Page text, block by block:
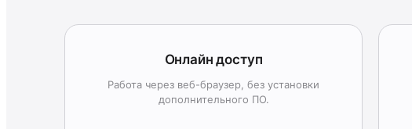
Онлайн доступ
Работа через веб-браузер, без установки
дополнительного ПО.